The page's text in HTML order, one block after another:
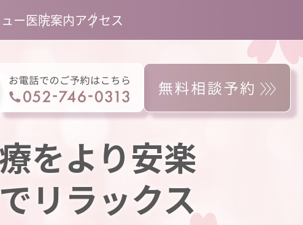
ー医院案内アクセス
をより安楽
リラックス